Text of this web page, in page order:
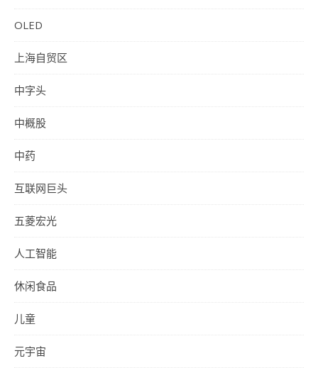
OLED
上海自贸区
中字头
中概股
中药
互联网巨头
五菱宏光
人工智能
休闲食品
儿童
元宇宙